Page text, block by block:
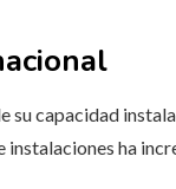
capacidad
ha